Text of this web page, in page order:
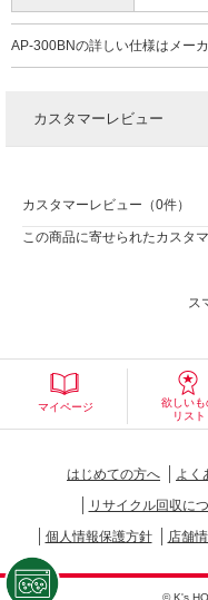
AP-300BNの詳しい仕様は メー
カスタマーレビュー
カスタマーレビュー（0件）
この商品に寄せられたカスタ
ス
マイページ
欲しいも
リスト
はじめての方へ よく
リサイクル回収に
個人情報保護方針
店舗
© K's